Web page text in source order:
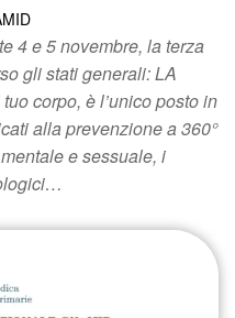
4 e 5 novembre, la terza
gli stati generali: LA
corpo, è l’unico posto in
alla prevenzione a 360°
e sessuale, i